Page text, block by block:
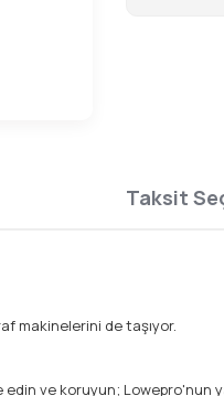
Taksit
makinelerini de taşıyor.
edin ve koruyun;